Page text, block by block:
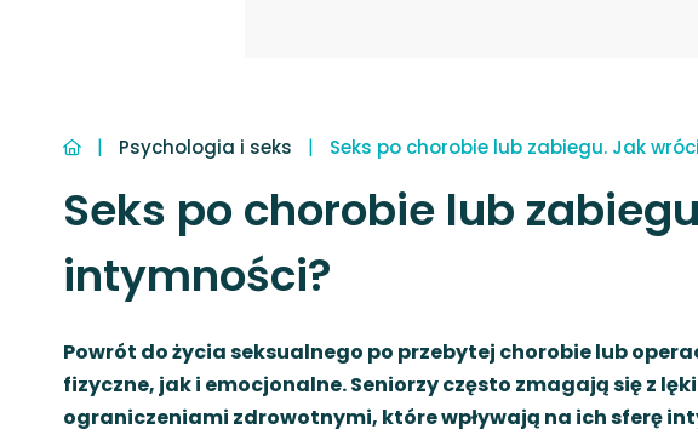
| Psychologia i seks | Seks po chorobie lub zabiegu. Jak
Seks po chorobie lub
intymności?
Powrót do życia seksualnego po przebytej chorobie lub
fizyczne, jak i emocjonalne. Seniorzy często zmagają się z
ograniczeniami zdrowotnymi, które wpływają na ich sferę